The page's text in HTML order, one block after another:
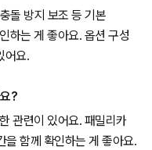
돌 방지 보조 등 기본
하는 게 좋아요. 옵션 구성
어요.
?
관련이 있어요. 패밀리카
을 함께 확인하는 게 좋아요.